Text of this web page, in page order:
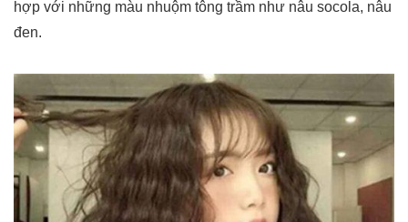
hợp với những màu nhuộm tông trầm như nâu socola, nâu
đen.